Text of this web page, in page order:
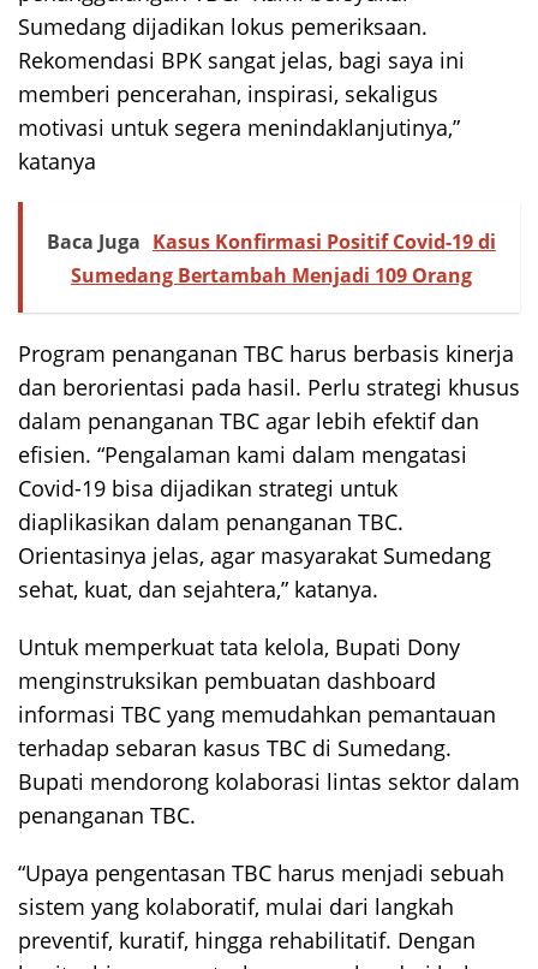
Sumedang dijadikan lokus pemeriksaan.
Rekomendasi BPK sangat jelas, bagi saya ini
memberi pencerahan, inspirasi, sekaligus
motivasi untuk segera menindaklanjutinya,”
katanya
Baca Juga Kasus Konfirmasi Positif Covid-19 di
Sumedang Bertambah Menjadi 109 Orang
Program penanganan TBC harus berbasis kinerja
dan berorientasi pada hasil. Perlu strategi khusus
dalam penanganan TBC agar lebih efektif dan
efisien. “Pengalaman kami dalam mengatasi
Covid-19 bisa dijadikan strategi untuk
diaplikasikan dalam penanganan TBC.
Orientasinya jelas, agar masyarakat Sumedang
sehat, kuat, dan sejahtera,” katanya.
Untuk memperkuat tata kelola, Bupati Dony
menginstruksikan pembuatan dashboard
informasi TBC yang memudahkan pemantauan
terhadap sebaran kasus TBC di Sumedang.
Bupati mendorong kolaborasi lintas sektor dalam
penanganan TBC.
“Upaya pengentasan TBC harus menjadi sebuah
sistem yang kolaboratif, mulai dari langkah
preventif, kuratif, hingga rehabilitatif. Dengan